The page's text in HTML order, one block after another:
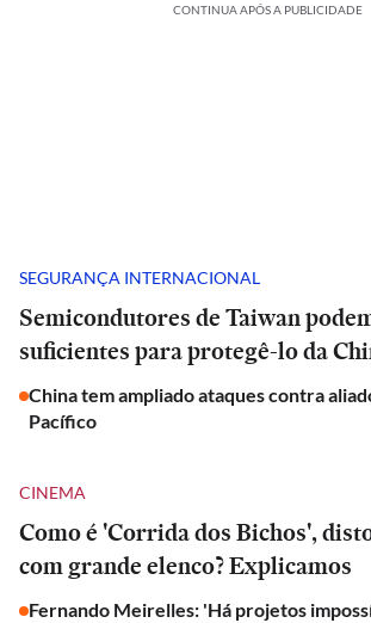
CONTINUA APÓS A PUBLICIDADE
SEGURANÇA INTERNACIONAL
Semicondutores de Taiwan
suficientes para protegê-lo da
China tem ampliado ataques contra
Pacífico
CINEMA
Como é 'Corrida dos Bichos',
com grande elenco? Explicamos
Fernando Meirelles: 'Há projetos